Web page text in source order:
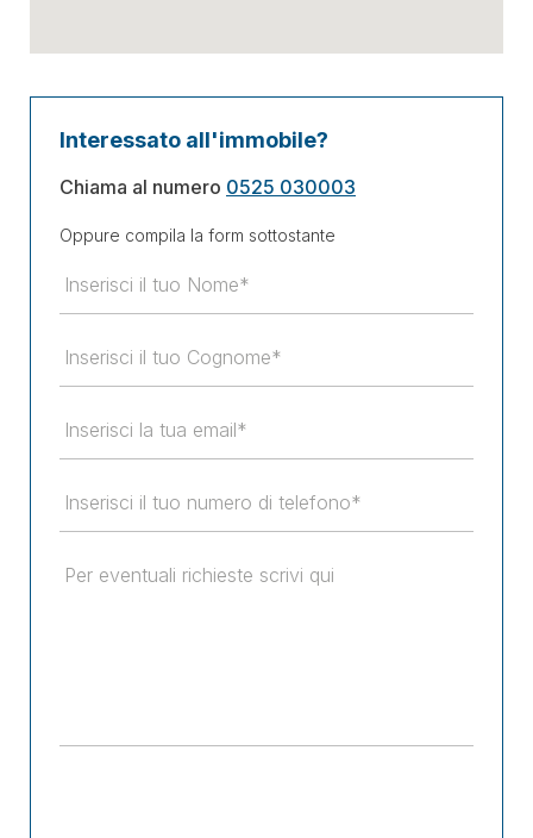
Interessato all'immobile?
Chiama al numero 0525 030003
Oppure compila la form sottostante